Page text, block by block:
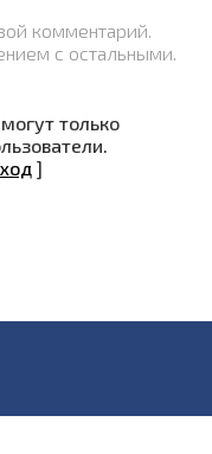
комментарий.
с остальными.
только
]